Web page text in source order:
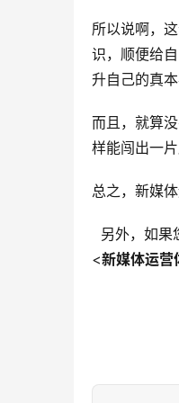
所以说啊，
识，顺便给
升自己的真本
而且，就算
样能闯出一
总之，新媒
另外，如果
<新媒体运营